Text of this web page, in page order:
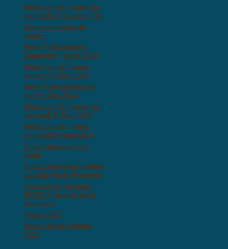
Article Ouest France du
vendredi 10 janvier 2014
Derniers articles de
presse
Article Télégramme
Dimanche 7 juillet 2013
Article Ouest France
samedi 6 juillet 2013
Article Télégramme du
jeudi 6 Juin 2013
Article Ouest France du
mercredi 5 Juin 2013
Article Ouest France
vendredi 8 mars 2013
Quatre passages de
grade
Quatre nouveaux gradés
au Club Aïkido Ploemeur
Interview de Jacques
BARDET au-delà de la
technique
Voeux 2013
Repas de fin d'année
2012